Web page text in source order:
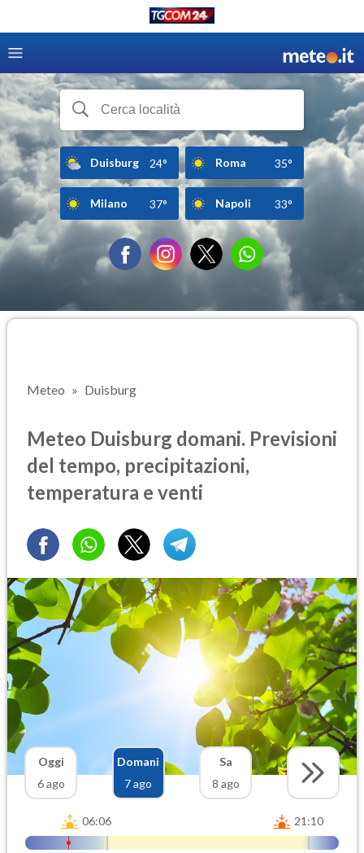
Duisburg 24° Roma 35°
Milano 37° Napoli 33°
Meteo Duisburg
Meteo Duisburg domani. Previsioni
del tempo, precipitazioni,
temperatura e venti
Oggi
6 ago
Domani
7 ago
Sa
8 ago
06:06 21:10